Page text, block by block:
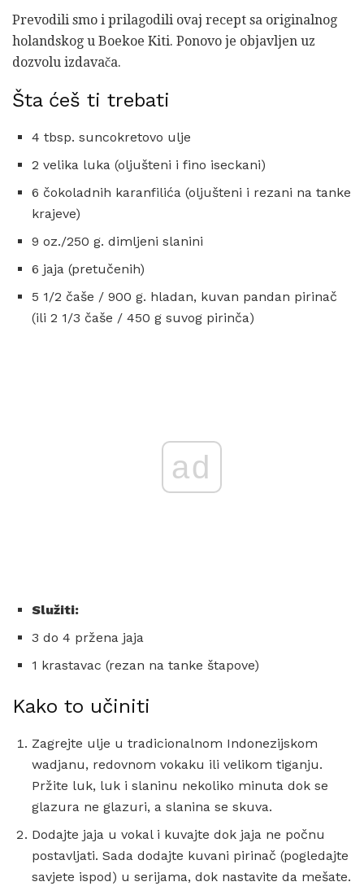
Prevodili smo i prilagodili ovaj recept sa originalnog
holandskog u Boekoe Kiti. Ponovo je objavljen uz
dozvolu izdavača.
Šta ćeš ti trebati
4 tbsp. suncokretovo ulje
2 velika luka (oljušteni i fino iseckani)
6 čokoladnih karanfilića (oljušteni i rezani na tanke
krajeve)
9 oz./250 g. dimljeni slanini
6 jaja (pretučenih)
5 1/2 čaše / 900 g. hladan, kuvan pandan pirinač
(ili 2 1/3 čaše / 450 g suvog pirinča)
ad
Služiti:
3 do 4 pržena jaja
1 krastavac (rezan na tanke štapove)
Kako to učiniti
Zagrejte ulje u tradicionalnom Indonezijskom
wadjanu, redovnom vokaku ili velikom tiganju.
Pržite luk, luk i slaninu nekoliko minuta dok se
glazura ne glazuri, a slanina se skuva.
Dodajte jaja u vokal i kuvajte dok jaja ne počnu
postavljati. Sada dodajte kuvani pirinač (pogledajte
savjete ispod) u serijama, dok nastavite da mešate.